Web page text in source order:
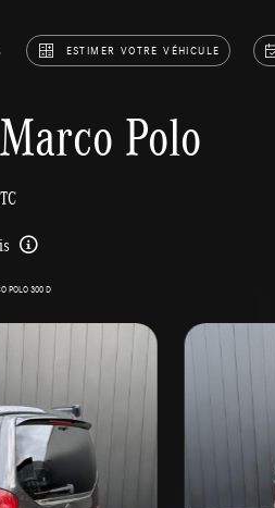
ESTIMER VOTRE VÉHICULE
Polo
POLO 300 D